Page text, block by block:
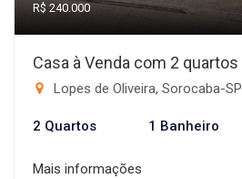
R$ 240.000
Casa à Venda com 2 quartos
Lopes de Oliveira, Sorocaba-SP
2 Quartos 1 Banheiro
Mais informações